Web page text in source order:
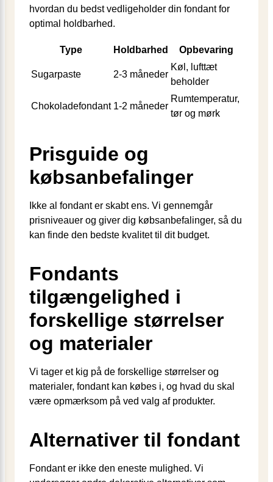
hvordan du bedst vedligeholder din fondant for
optimal holdbarhed.
Type Holdbarhed Opbevaring
Sugarpaste 2-3 måneder
Køl, lufttæt
beholder
Chokoladefondant 1-2 måneder
Rumtemperatur,
tør og mørk
Prisguide og
købsanbefalinger
Ikke al fondant er skabt ens. Vi gennemgår
prisniveauer og giver dig købsanbefalinger, så du
kan finde den bedste kvalitet til dit budget.
Fondants
tilgængelighed i
forskellige størrelser
og materialer
Vi tager et kig på de forskellige størrelser og
materialer, fondant kan købes i, og hvad du skal
være opmærksom på ved valg af produkter.
Alternativer til fondant
Fondant er ikke den eneste mulighed. Vi